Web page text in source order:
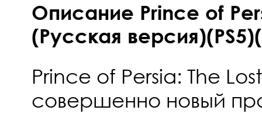
Описание Prince of
(Русская
Prince of Persia: The
совершенно новый